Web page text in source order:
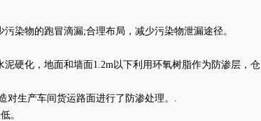
污染物的跑冒滴漏;合理布局，减少污染物泄漏途径。
化，地面和墙面1.2m以下利用环氧树脂作为防渗层，仓
对生产车间货运路面进行了防渗处理。.
。